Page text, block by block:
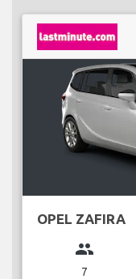
OPEL ZAFIRA
group
7